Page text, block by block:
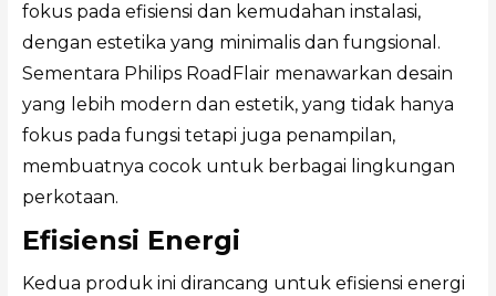
fokus pada efisiensi dan kemudahan instalasi,
dengan estetika yang minimalis dan fungsional.
Sementara Philips RoadFlair menawarkan desain
yang lebih modern dan estetik, yang tidak hanya
fokus pada fungsi tetapi juga penampilan,
membuatnya cocok untuk berbagai lingkungan
perkotaan.
Efisiensi Energi
Kedua produk ini dirancang untuk efisiensi energi